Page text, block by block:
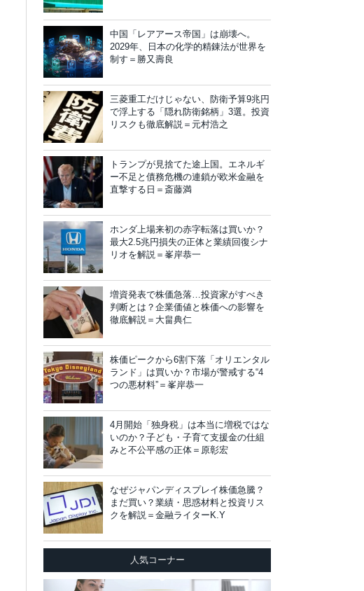
中国「レアアース帝国」は崩壊へ。
2029年、日本の化学的精錬法が世界を
制す＝勝又壽良
三菱重工だけじゃない、防衛予算9兆円
で浮上する「隠れ防衛銘柄」3選。投資
リスクも徹底解説＝元村浩之
トランプが見捨てた途上国。エネルギ
ー不足と債務危機の連鎖が欧米金融を
直撃する日＝斎藤満
ホンダ上場来初の赤字転落は買いか？
最大2.5兆円損失の正体と業績回復シナ
リオを解説＝峯岸恭一
増資発表で株価急落…投資家がすべき
判断とは？企業価値と株価への影響を
徹底解説＝大畠典仁
株価ピークから6割下落「オリエンタル
ランド」は買いか？市場が警戒する“4
つの悪材料”＝峯岸恭一
4月開始「独身税」は本当に増税ではな
いのか？子ども・子育て支援金の仕組
みと不公平感の正体＝原彰宏
なぜジャパンディスプレイ株価急騰？
まだ買い？業績・思惑材料と投資リス
クを解説＝金融ライターK.Y
人気コーナー